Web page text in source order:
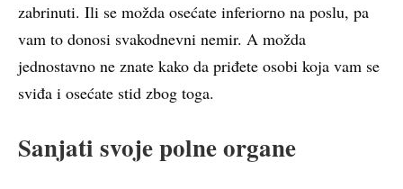
zabrinuti. Ili se možda osećate inferiorno na poslu, pa
vam to donosi svakodnevni nemir. A možda
jednostavno ne znate kako da priđete osobi koja vam se
sviđa i osećate stid zbog toga.
Sanjati svoje polne organe